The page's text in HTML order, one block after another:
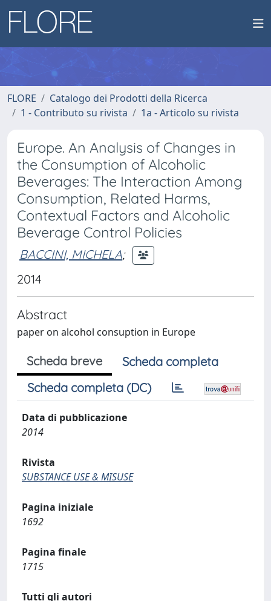
FLORE
Catalogo dei Prodotti della Ricerca
1 - Contributo su rivista
1a - Articolo su rivista
Europe. An Analysis of Changes in
the Consumption of Alcoholic
Beverages: The Interaction Among
Consumption, Related Harms,
Contextual Factors and Alcoholic
Beverage Control Policies
BACCINI, MICHELA;
2014
Abstract
paper on alcohol consuption in Europe
Scheda breve
Scheda completa
Scheda completa (DC)
Data di pubblicazione
2014
Rivista
SUBSTANCE USE & MISUSE
Pagina iniziale
1692
Pagina finale
1715
Tutti gli autori